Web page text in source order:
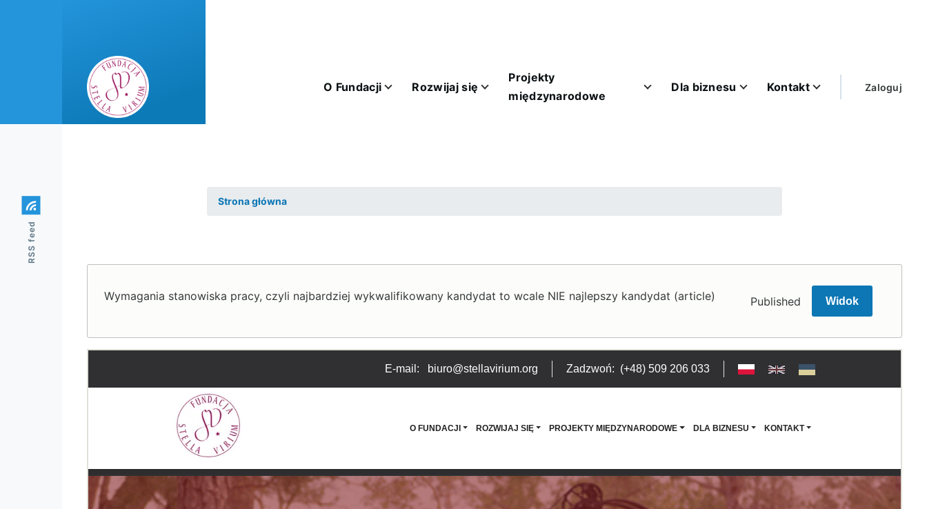
O Fundacji
sub-navigation
Rozwijaj się
Rozwijaj się sub-navigation
Projekty
międzynarodowe
Projekty międzynarodowe sub-navigation
Dla biznesu
Dla biznesu sub-navigation
Kontakt
Kontakt sub-navigation
User
account
Zaloguj
Strona główna
Wymagania stanowiska pracy, czyli najbardziej wykwalifikowany kandydat to wcale NIE najlepszy kandydat (article) Published Widok
RSS feed